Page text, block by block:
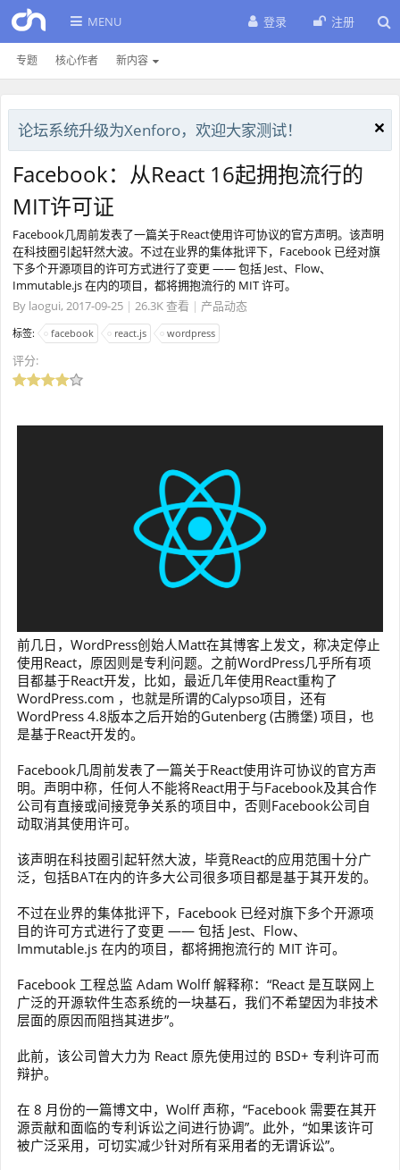
MENU
专题 核心作者 新内容
登录 注册
论坛系统升级为Xenforo，欢迎大家测试！
Facebook：从React 16起拥抱流行的
MIT许可证
Facebook几周前发表了一篇关于React使用许可协议的官方声明。该声明
在科技圈引起轩然大波。不过在业界的集体批评下，Facebook 已经对旗
下多个开源项目的许可方式进行了变更 —— 包括 Jest、Flow、
Immutable.js 在内的项目，都将拥抱流行的 MIT 许可。
By laogui, 2017-09-25 | 26.3K 查看 | 产品动态
标签: facebook react.js wordpress
评分:
前几日，WordPress创始人Matt在其博客上发文，称决定停止
使用React，原因则是专利问题。之前WordPress几乎所有项
目都基于React开发，比如，最近几年使用React重构了
WordPress.com ，也就是所谓的Calypso项目，还有
WordPress 4.8版本之后开始的Gutenberg (古腾堡) 项目，也
是基于React开发的。
Facebook几周前发表了一篇关于React使用许可协议的官方声
明。声明中称，任何人不能将React用于与Facebook及其合作
公司有直接或间接竞争关系的项目中，否则Facebook公司自
动取消其使用许可。
该声明在科技圈引起轩然大波，毕竟React的应用范围十分广
泛，包括BAT在内的许多大公司很多项目都是基于其开发的。
不过在业界的集体批评下，Facebook 已经对旗下多个开源项
目的许可方式进行了变更 —— 包括 Jest、Flow、
Immutable.js 在内的项目，都将拥抱流行的 MIT 许可。
Facebook 工程总监 Adam Wolff 解释称：“React 是互联网上
广泛的开源软件生态系统的一块基石，我们不希望因为非技术
层面的原因而阻挡其进步”。
此前，该公司曾大力为 React 原先使用过的 BSD+ 专利许可而
辩护。
在 8 月份的一篇博文中，Wolff 声称，“Facebook 需要在其开
源贡献和面临的专利诉讼之间进行协调”。此外，“如果该许可
被广泛采用，可切实减少针对所有采用者的无谓诉讼”。